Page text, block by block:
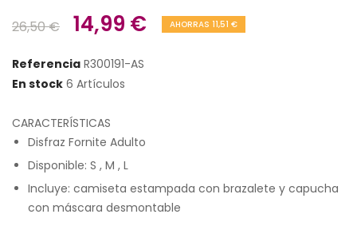
26,50 € 14,99 € AHORRAS 11,51 €
Referencia R300191-AS
En stock 6 Artículos
CARACTERÍSTICAS
Disfraz Fornite Adulto
Disponible: S , M , L
Incluye: camiseta estampada con brazalete y capucha
con máscara desmontable